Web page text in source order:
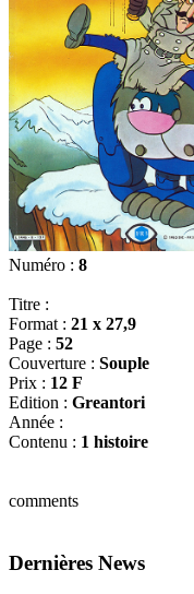
Numéro : 8
Titre :
Format : 21 x 27,9
Page : 52
Couverture : Souple
Prix : 12 F
Edition : Greantori
Année :
Contenu : 1 histoire
comments
Dernières News